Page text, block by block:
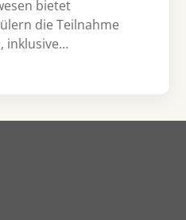
bietet
die Teilnahme
inklusive…